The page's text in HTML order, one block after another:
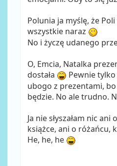
Polunia ja myślę, że
wszystkie naraz
No i życzę udanego
O, Emcia, Natalka
dostała
Pewnie
ubogo z prezentami, bo
będzie. No ale trudno.
Ja nie słyszałam nic ani
książce, ani o różańcu,
He, he, he